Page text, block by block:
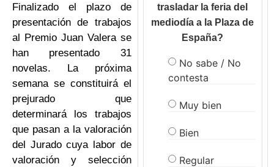
Finalizado el plazo de
presentación de trabajos
al Premio Juan Valera se
han presentado 31
novelas. La próxima
semana se constituirá el
prejurado que
determinará los trabajos
que pasan a la valoración
del Jurado cuya labor de
valoración y selección
trasladar la feria del
mediodía a la Plaza de
España?
No sabe / No
contesta
Muy bien
Bien
Regular